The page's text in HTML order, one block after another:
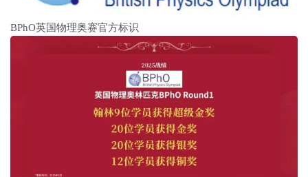
BPhO英国物理奥赛官方标识